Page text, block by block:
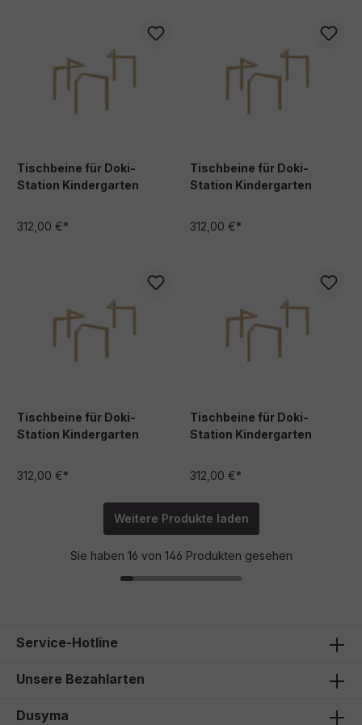
Tischbeine für Doki-
Station Kindergarten
312,00 €*
Tischbeine für Doki-
Station Kindergarten
312,00 €*
Tischbeine für Doki-
Station Kindergarten
312,00 €*
Tischbeine für Doki-
Station Kindergarten
312,00 €*
Weitere Produkte laden
Sie haben 16 von 146 Produkten gesehen
Service-Hotline
Unsere Bezahlarten
Dusyma